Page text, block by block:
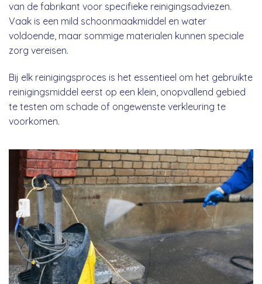
van de fabrikant voor specifieke reinigingsadviezen.
Vaak is een mild schoonmaakmiddel en water
voldoende, maar sommige materialen kunnen speciale
zorg vereisen.
Bij elk reinigingsproces is het essentieel om het gebruikte
reinigingsmiddel eerst op een klein, onopvallend gebied
te testen om schade of ongewenste verkleuring te
voorkomen.